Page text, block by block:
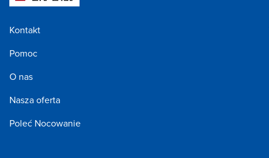
Kontakt
Pomoc
O nas
Nasza oferta
Poleć Nocowanie